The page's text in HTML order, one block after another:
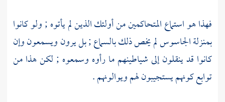
فهذا هو استماع المتحاكمين من أولئك الذين لم يأتوه ; ولو كانوا
بمنزلة الجاسوس لم يخص ذلك بالسماع ; بل يرون ويسمعون وإن
كانوا قد ينقلون إلى شياطينهم ما رأوه وسمعوه ; لكن هذا من
توابع كونهم يستجيبون لهم ويوالونهم .